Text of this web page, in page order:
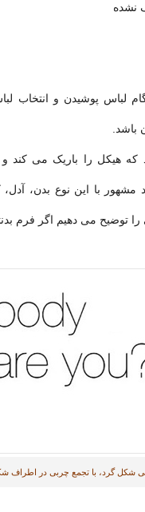
نشده
لباس پوشیدن و انتخاب
که هیکل را باریک می
مشهور با این نوع بدن، آدل،
را توضیح می دهیم اگر فرم
شکل گرد، با تجمع چربی در اطراف